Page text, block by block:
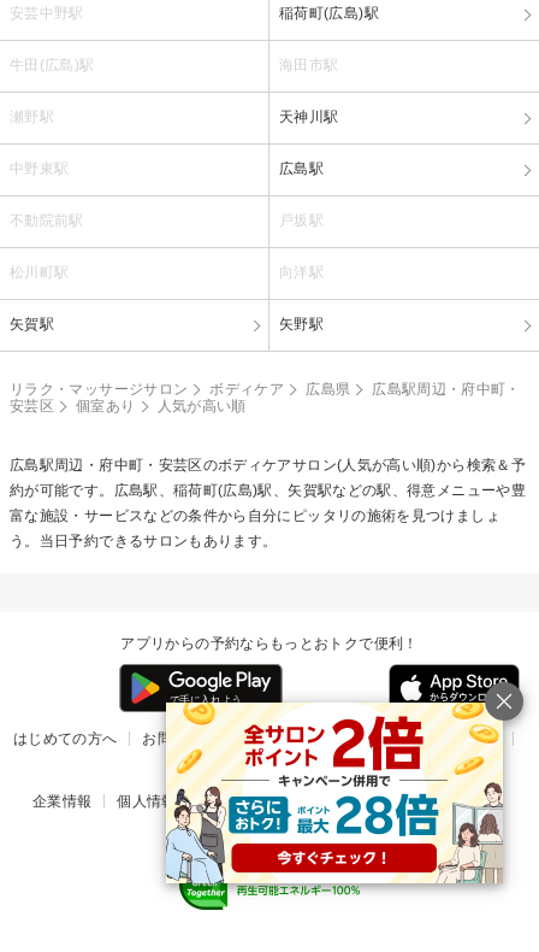
安芸中野駅 稲荷町(広島)駅
牛田(広島)駅 海田市駅
瀬野駅 天神川駅
中野東駅 広島駅
不動院前駅 戸坂駅
松川町駅 向洋駅
矢賀駅 矢野駅
リラク・マッサージサロン ボディケア 広島県
広島駅周辺・府中町・
安芸区
個室あり 人気が高い順
広島駅周辺・府中町・安芸区のボディケアサロン(人気が高い順)から検索＆予
約が可能です。広島駅、稲荷町(広島)駅、矢賀駅などの駅、得意メニューや豊
富な施設・サービスなどの条件から自分にピッタリの施術を見つけましょ
う。当日予約できるサロンもあります。
アプリからの予約ならもっとおトクで便利！
はじめての方へ お問い合わせ ヘルプ リリース情報
利用規約
掲載ご希望のサロン様
企業情報 個人情報保護方針 楽天のサービス一覧 アプリ一覧
© Rakuten Group, Inc.